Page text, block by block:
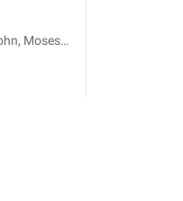
Moses